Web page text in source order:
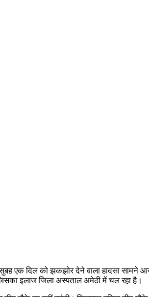
एक दिल को झकझोर देने वाला हादसा सामने
इलाज जिला अस्पताल अमेठी में चल रहा है।